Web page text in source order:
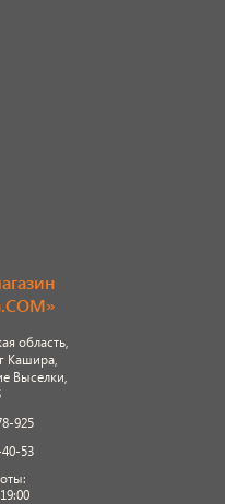
область,
Кашира,
Выселки,
925
53